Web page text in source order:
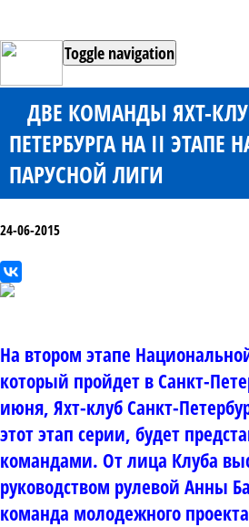
Toggle navigation
ДВЕ КОМАНДЫ ЯХТ-
ПЕТЕРБУРГА НА II ЭТАПЕ
ПАРУСНОЙ ЛИГИ
24-06-2015
На втором этапе
который пройдет в Санкт-
июня, Яхт-клуб Санкт-
этот этап серии, будет
командами. От лица Клуба
руководством рулевой Анны
команда молодежного